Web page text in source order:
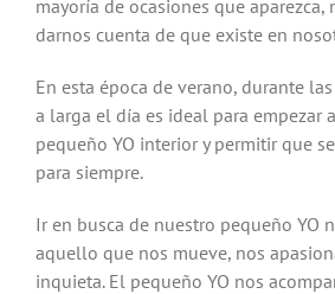
mayoría de ocasiones que aparezca,
darnos cuenta de que existe en
En esta época de verano, durante
a larga el día es ideal para empezar
pequeño YO interior y permitir que
para siempre.
Ir en busca de nuestro pequeño YO
aquello que nos mueve, nos
inquieta. El pequeño YO nos